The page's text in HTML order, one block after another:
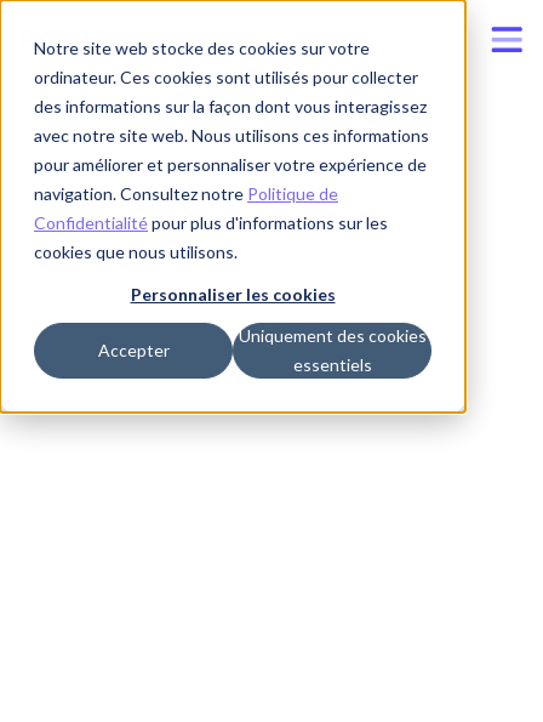
Notre site web stocke des cookies sur votre
ordinateur. Ces cookies sont utilisés pour collecter
des informations sur la façon dont vous interagissez
avec notre site web. Nous utilisons ces informations
pour améliorer et personnaliser votre expérience de
navigation. Consultez notre Politique de
Confidentialitépour plus d'informations sur les
cookies que nous utilisons.
Personnaliser les cookies
Accepter
Uniquement des cookies
essentiels